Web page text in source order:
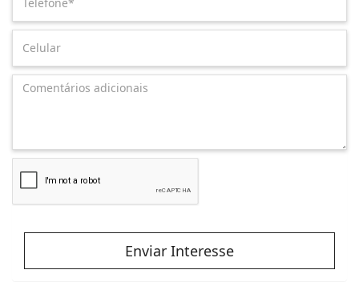
Enviar Interesse